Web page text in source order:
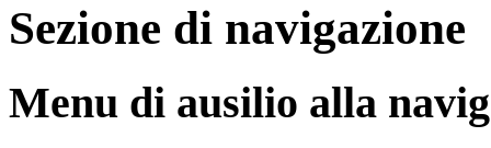
Sezione di navigazione
Menu di ausilio alla